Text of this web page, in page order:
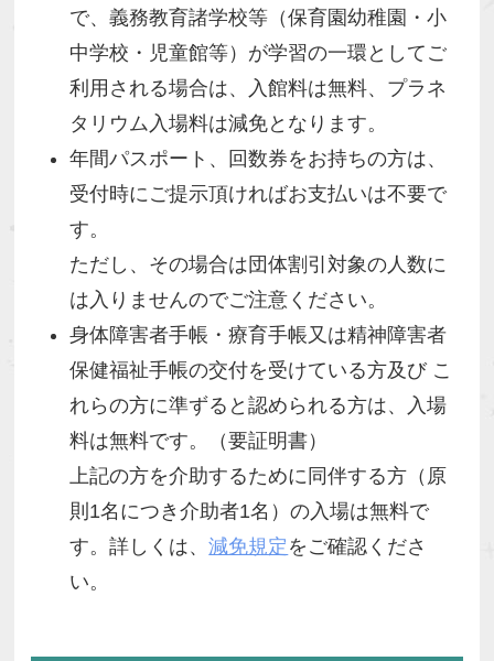
で、義務教育諸学校等（保育園幼稚園・小
中学校・児童館等）が学習の一環としてご
利用される場合は、入館料は無料、プラネ
タリウム入場料は減免となります。
年間パスポート、回数券をお持ちの方は、
受付時にご提示頂ければお支払いは不要で
す。
ただし、その場合は団体割引対象の人数に
は入りませんのでご注意ください。
身体障害者手帳・療育手帳又は精神障害者
保健福祉手帳の交付を受けている方及び こ
れらの方に準ずると認められる方は、入場
料は無料です。（要証明書）
上記の方を介助するために同伴する方（原
則1名につき介助者1名）の入場は無料で
す。詳しくは、減免規定 をご確認くださ
い。